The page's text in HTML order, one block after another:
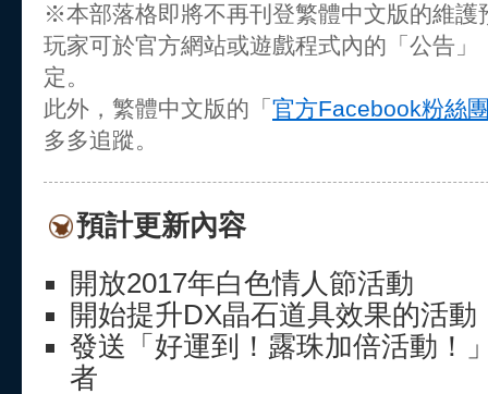
※本部落格即將不再刊登繁體中文版的維護
玩家可於官方網站或遊戲程式內的「公告」
定。
此外，繁體中文版的「 官方Facebook粉絲
多多追蹤。
預計更新內容
開放2017年白色情人節活動
開始提升DX晶石道具效果的活動
發送「好運到！露珠加倍活動！
者